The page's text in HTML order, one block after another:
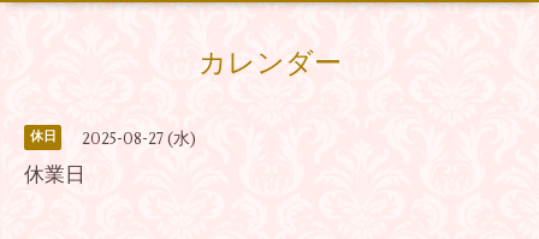
カレンダー
休日 2025-08-27 (水)
休業日